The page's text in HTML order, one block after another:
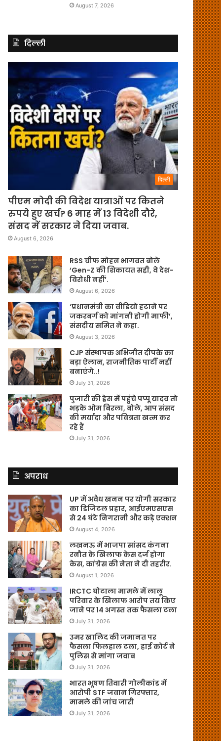
August 7, 2026
दिल्ली
दिल्ली
पीएम मोदी की विदेश यात्राओं पर कितने
रुपये हुए खर्च? 6 माह में 13 विदेशी दौरे,
संसद में सरकार ने दिया जवाब.
August 6, 2026
RSS चीफ मोहन भागवत बोले
‘Gen-Z की शिकायत सही, वे देश-
विरोधी नहीं’.
August 6, 2026
‘प्रधानमंत्री का वीडियो हटाने पर
जकरबर्ग को मांगनी होगी माफी’,
संसदीय समित ने कहा.
August 3, 2026
CJP संस्थापक अभिजीत दीपके का
बड़ा ऐलान, राजनीतिक पार्टी नहीं
बनाएंगे..!
July 31, 2026
पुजारी की ड्रेस में पहुंचे पप्पू यादव तो
भड़के ओम बिरला, बोले, आप संसद
की मर्यादा और पवित्रता खत्म कर
रहे हैं
July 31, 2026
अपराध
UP में अवैध खनन पर योगी सरकार
का डिजिटल प्रहार, आईएमएसएस
से 24 घंटे निगरानी और कड़े एक्शन
August 4, 2026
लखनऊ में भाजपा सांसद कंगना
रनौत के खिलाफ केस दर्ज होगा
केस, कांग्रेस की नेता ने दी तहरीर.
August 1, 2026
IRCTC घोटाला मामले में लालू
परिवार के खिलाफ आरोप तय किए
जाने पर 14 अगस्त तक फैसला टला
July 31, 2026
उमर खालिद की जमानत पर
फैसला फिलहाल टला, हाई कोर्ट ने
पुलिस से मांगा जवाब
July 31, 2026
भारत भूषण तिवारी गोलीकांड में
आरोपी STF जवान गिरफ्तार,
मामले की जांच जारी
July 31, 2026